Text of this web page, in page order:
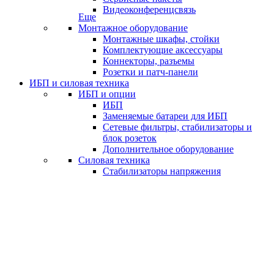
Видеоконференцсвязь
Еще
Монтажное оборудование
Монтажные шкафы, стойки
Комплектующие аксессуары
Коннекторы, разъемы
Розетки и патч-панели
ИБП и силовая техника
ИБП и опции
ИБП
Заменяемые батареи для ИБП
Сетевые фильтры, стабилизаторы и
блок розеток
Дополнительное оборудование
Силовая техника
Стабилизаторы напряжения